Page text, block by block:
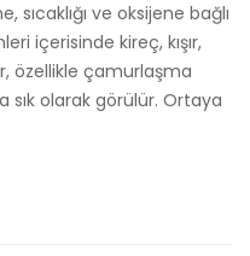
sıcaklığı ve oksijene bağlı
içerisinde kireç, kışır,
özellikle çamurlaşma
sık olarak görülür. Ortaya